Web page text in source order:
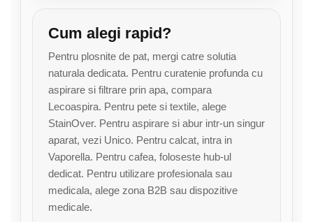
Cum alegi rapid?
Pentru plosnite de pat, mergi catre solutia
naturala dedicata. Pentru curatenie profunda cu
aspirare si filtrare prin apa, compara
Lecoaspira. Pentru pete si textile, alege
StainOver. Pentru aspirare si abur intr-un singur
aparat, vezi Unico. Pentru calcat, intra in
Vaporella. Pentru cafea, foloseste hub-ul
dedicat. Pentru utilizare profesionala sau
medicala, alege zona B2B sau dispozitive
medicale.